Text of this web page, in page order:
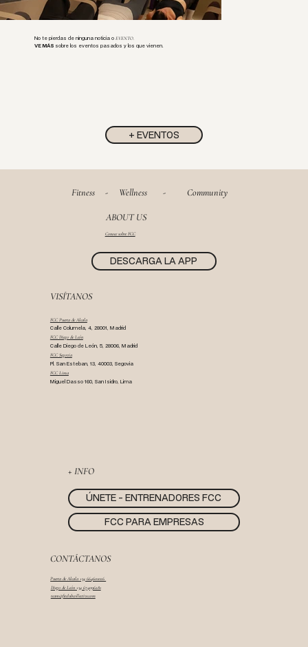
No te pierdas de ninguna noticia o EVENTO.
VE MÁS sobre los eventos pasados y los que vienen.
+ EVENTOS
ABOUT US
Conoce sobre FCC
DESCARGA LA APP
Wellness
- -
Fitness Community
VISÍTANOS
FCC Puerta de Alcala
Calle Columela, 4, 28001, Madrid
FCC Diego de León
Calle Diego de León, 5, 28006, Madrid
FCC Segovia
Pl. San Esteban, 13, 40003, Segovia
FCC Lima
Miguel Dasso 160, San Isidro, Lima
ÚNETE - ENTRENADORES FCC
+ INFO
FCC PARA EMPRESAS
CONTÁCTANOS
Puerta de Alcala +34 664601026
Diego de León +34 674096281
team@fitclubcollective.com